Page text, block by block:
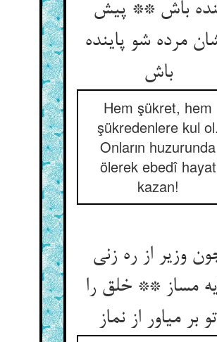
باش ** پیش
مرده شو پاینده
باش‌‌
Hem şükret, hem
şükredenlere kul ol.
Onların huzurunda
ölerek ebedî hayat
kazan!
وزیر از ره زنی
مساز ** خلق را
تو بر میاور از نماز